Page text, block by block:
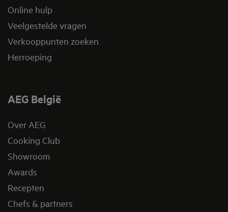
Online hulp
Veelgestelde vragen
Verkooppunten zoeken
Herroeping
AEG België
Over AEG
Cooking Club
Showroom
Awards
Recepten
Chefs & partners